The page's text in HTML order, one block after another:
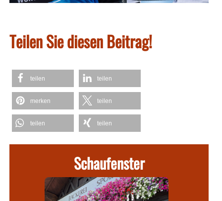
Teilen Sie diesen Beitrag!
teilen teilen
merken teilen
teilen teilen
Schaufenster